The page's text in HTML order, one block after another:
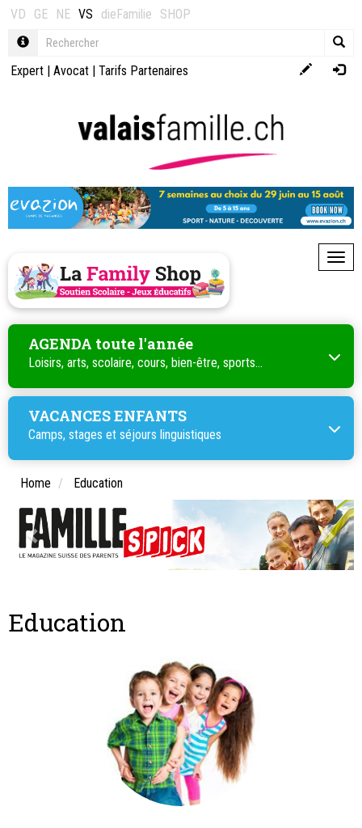
VD GE NE VS dieFamilie SHOP
Expert | Avocat | Tarifs Partenaires
AGENDA toute l'année
Loisirs, arts, scolaire, cours, bien-être, sports...
VACANCES ENFANTS
Camps, stages et séjours linguistiques
Home Education
Education